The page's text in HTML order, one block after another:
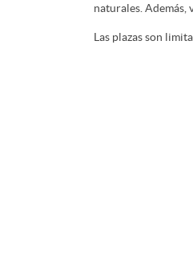
naturales. Además,
Las plazas son